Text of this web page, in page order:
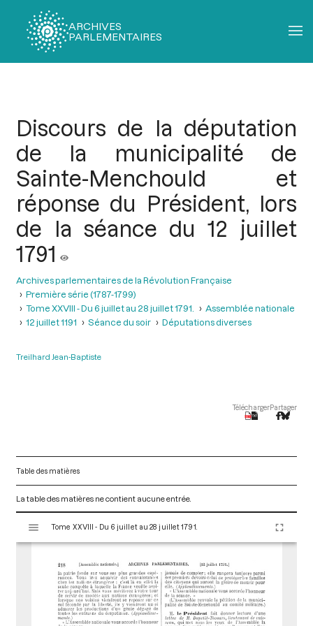
ARCHIVES
PARLEMENTAIRES
Discours de la députation
de la municipalité de
Sainte-Menchould et
réponse du Président, lors
de la séance du 12 juillet
1791
Archives parlementaires de la Révolution Française
Première série (1787-1799)
Tome XXVIII - Du 6 juillet au 28 juillet 1791.
Assemblée nationale
12 juillet 1191
Séance du soir Députations diverses
Treilhard Jean-Baptiste
TéléchargerPartager
Table des matières
La table des matières ne contient aucune entrée.
s
Tome XXVIII - Du 6 juillet au 28 juillet 1791.